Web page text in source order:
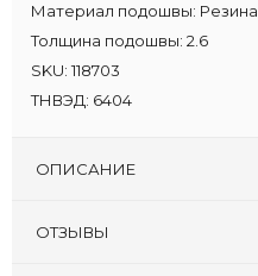
Материал подошвы: Резина
Толщина подошвы: 2.6
SKU: 118703
ТНВЭД: 6404
ОПИСАНИЕ
ОТЗЫВЫ